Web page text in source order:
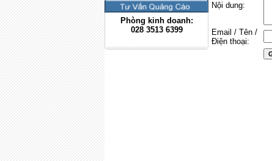
Phòng kinh doanh:
028 3513 6399
Nội dung:
Email / Tên /
Điện thoại: